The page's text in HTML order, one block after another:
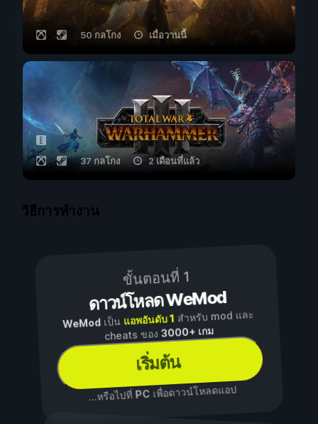
50 กลโกง เมื่อวานนี้
37 กลโกง 2 เดือนที่แล้ว
วิธีการทำงาน
ขั้นตอนที่ 1
ดาวน์โหลด WeMod
WeModเป็น แอพอันดับ 1 สำหรับ mod และ
cheats ของ3000+ เกม
เริ่มต้น
...หรือไปที่ PCเพื่อดาวน์โหลดแอป